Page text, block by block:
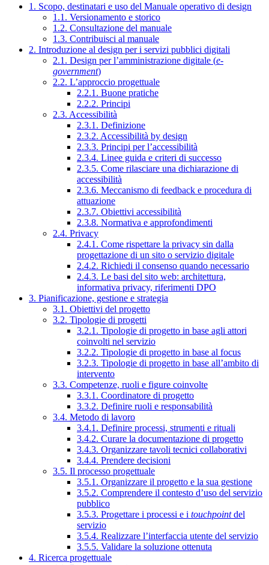
1. Scopo, destinatari e uso del Manuale operativo di design
1.1. Versionamento e storico
1.2. Consultazione del manuale
1.3. Contribuisci al manuale
2. Introduzione al design per i servizi pubblici digitali
2.1. Design per l’amministrazione digitale (e-
government)
2.2. L’approccio progettuale
2.2.1. Buone pratiche
2.2.2. Principi
2.3. Accessibilità
2.3.1. Definizione
2.3.2. Accessibilità by design
2.3.3. Principi per l’accessibilità
2.3.4. Linee guida e criteri di successo
2.3.5. Come rilasciare una dichiarazione di
accessibilità
2.3.6. Meccanismo di feedback e procedura di
attuazione
2.3.7. Obiettivi accessibilità
2.3.8. Normativa e approfondimenti
2.4. Privacy
2.4.1. Come rispettare la privacy sin dalla
progettazione di un sito o servizio digitale
2.4.2. Richiedi il consenso quando necessario
2.4.3. Le basi del sito web: architettura,
informativa privacy, riferimenti DPO
3. Pianificazione, gestione e strategia
3.1. Obiettivi del progetto
3.2. Tipologie di progetti
3.2.1. Tipologie di progetto in base agli attori
coinvolti nel servizio
3.2.2. Tipologie di progetto in base al focus
3.2.3. Tipologie di progetto in base all’ambito di
intervento
3.3. Competenze, ruoli e figure coinvolte
3.3.1. Coordinatore di progetto
3.3.2. Definire ruoli e responsabilità
3.4. Metodo di lavoro
3.4.1. Definire processi, strumenti e rituali
3.4.2. Curare la documentazione di progetto
3.4.3. Organizzare tavoli tecnici collaborativi
3.4.4. Prendere decisioni
3.5. Il processo progettuale
3.5.1. Organizzare il progetto e la sua gestione
3.5.2. Comprendere il contesto d’uso del servizio
pubblico
3.5.3. Progettare i processi e i touchpointdel
servizio
3.5.4. Realizzare l’interfaccia utente del servizio
3.5.5. Validare la soluzione ottenuta
4. Ricerca progettuale